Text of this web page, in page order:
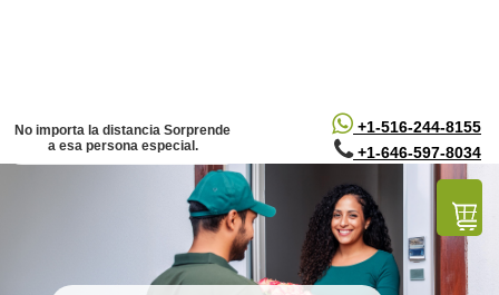
+1-516-244-8155
+1-646-597-8034
No importa la distancia Sorprende
a esa persona especial.